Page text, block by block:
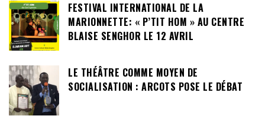
FESTIVAL INTERNATIONAL DE LA
MARIONNETTE: « P’TIT HOM » AU CENTRE
BLAISE SENGHOR LE 12 AVRIL
LE THÉÂTRE COMME MOYEN DE
SOCIALISATION : ARCOTS POSE LE DÉBAT